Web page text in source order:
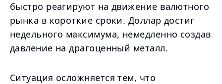
быстро реагируют на движение валютного
рынка в короткие сроки. Доллар достиг
недельного максимума, немедленно создав
давление на драгоценный металл.
Ситуация осложняется тем, что